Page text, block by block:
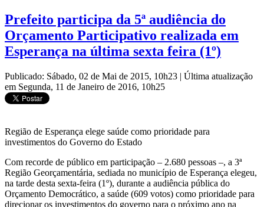
Prefeito participa da 5ª audiência do
Orçamento Participativo realizada em
Esperança na última sexta feira (1º)
Publicado: Sábado, 02 de Mai de 2015, 10h23 | Última atualização
em Segunda, 11 de Janeiro de 2016, 10h25
Região de Esperança elege saúde como prioridade para
investimentos do Governo do Estado
Com recorde de público em participação – 2.680 pessoas –, a 3ª
Região Georçamentária, sediada no município de Esperança elegeu,
na tarde desta sexta-feira (1º), durante a audiência pública do
Orçamento Democrático, a saúde (609 votos) como prioridade para
direcionar os investimentos do governo para o próximo ano na